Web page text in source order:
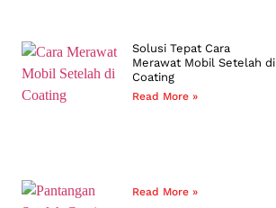
Solusi Tepat Cara
Merawat Mobil Setelah di
Coating
Read More »
Read More »